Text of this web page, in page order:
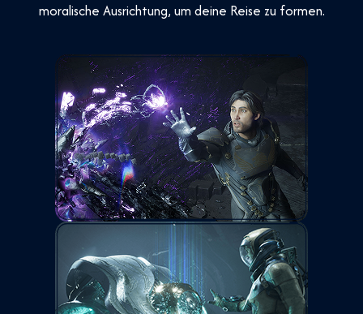
moralische Ausrichtung, um deine Reise zu formen.